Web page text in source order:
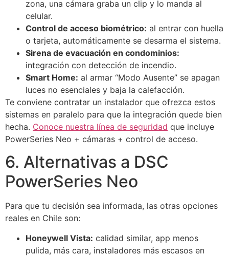
zona, una cámara graba un clip y lo manda al
celular.
Control de acceso biométrico: al entrar con huella
o tarjeta, automáticamente se desarma el sistema.
Sirena de evacuación en condominios:
integración con detección de incendio.
Smart Home: al armar “Modo Ausente” se apagan
luces no esenciales y baja la calefacción.
Te conviene contratar un instalador que ofrezca estos
sistemas en paralelo para que la integración quede bien
hecha. Conoce nuestra línea de seguridad que incluye
PowerSeries Neo + cámaras + control de acceso.
6. Alternativas a DSC
PowerSeries Neo
Para que tu decisión sea informada, las otras opciones
reales en Chile son:
Honeywell Vista: calidad similar, app menos
pulida, más cara, instaladores más escasos en